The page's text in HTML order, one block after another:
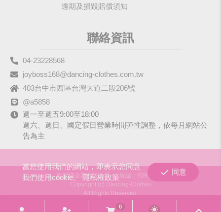
逾期及損毀賠償須知
聯絡資訊
04-23228568
joyboss168@dancing-clothes.com.tw
403台中市西區台灣大道二段206號
@a5858
週一至週五9:00至18:00
週六、週日、國定假日營業時間彈性調整，依每月網站公
告為主
歡樂國企業有限公司
統編：90979680
Copyright (c) Dancing-Clothes
All Rights Reserved.
當您使用我們的網站，即表示您同意
我們使用cookie。隱私權政策
同意
0